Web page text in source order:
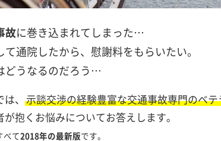
故に巻き込まれてしまった…
て通院したから、慰謝料をもらいたい。
どうなるのだろう…
は、示談交渉の経験豊富な交通事故専門のベ
が抱くお悩みについてお答えします。
べて2018年の最新版です。